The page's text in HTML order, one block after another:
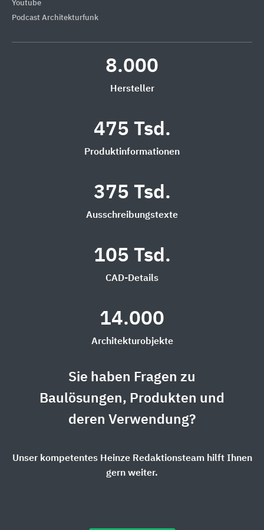
Youtube
Podcast Architekturfunk
8.000
Hersteller
475 Tsd.
Produktinformationen
375 Tsd.
Ausschreibungstexte
105 Tsd.
CAD-Details
14.000
Architekturobjekte
Sie haben Fragen zu
Baulösungen, Produkten und
deren Verwendung?
Unser kompetentes Heinze Redaktionsteam hilft Ihnen
gern weiter.